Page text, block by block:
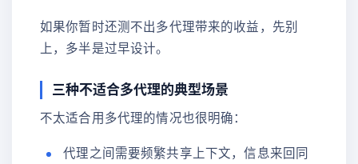
如果你暂时还测不出多代理带来的收益，先别
上，多半是过早设计。
三种不适合多代理的典型场景
不太适合用多代理的情况也很明确：
代理之间需要频繁共享上下文，信息来回同